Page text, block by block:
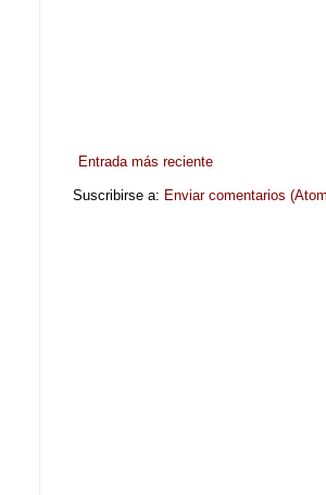
Entrada más reciente
Suscribirse a: Enviar comentarios